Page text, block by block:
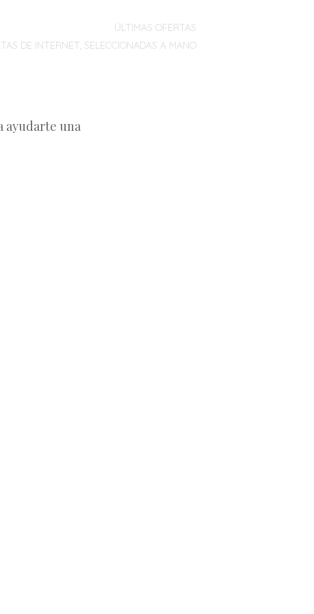
ÚLTIMAS OFERTAS
DE INTERNET, SELECCIONADAS A MANO
ayudarte una